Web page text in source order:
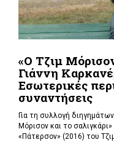
«Ο Τζιμ
Γιάννη
Εσωτερικές
συναντήσεις
Για τη συλλογή
Μόρισον και το
«Πάτερσον» (2016) του